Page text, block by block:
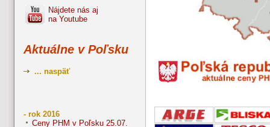
Nájdete nás aj
na Youtube
Aktuálne v Poľsku
... naspäť
- rok 2016
Ceny PHM v Poľsku 25.07.